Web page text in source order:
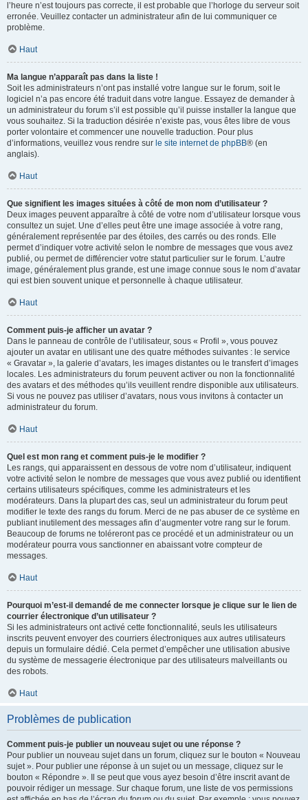
l’heure n’est toujours pas correcte, il est probable que l’horloge du serveur soit
erronée. Veuillez contacter un administrateur afin de lui communiquer ce
problème.
Haut
Ma langue n’apparaît pas dans la liste !
Soit les administrateurs n’ont pas installé votre langue sur le forum, soit le
logiciel n’a pas encore été traduit dans votre langue. Essayez de demander à
un administrateur du forum s’il est possible qu’il puisse installer la langue que
vous souhaitez. Si la traduction désirée n’existe pas, vous êtes libre de vous
porter volontaire et commencer une nouvelle traduction. Pour plus
d’informations, veuillez vous rendre sur le site internet de phpBB® (en
anglais).
Haut
Que signifient les images situées à côté de mon nom d’utilisateur ?
Deux images peuvent apparaître à côté de votre nom d’utilisateur lorsque vous
consultez un sujet. Une d’elles peut être une image associée à votre rang,
généralement représentée par des étoiles, des carrés ou des ronds. Elle
permet d’indiquer votre activité selon le nombre de messages que vous avez
publié, ou permet de différencier votre statut particulier sur le forum. L’autre
image, généralement plus grande, est une image connue sous le nom d’avatar
qui est bien souvent unique et personnelle à chaque utilisateur.
Haut
Comment puis-je afficher un avatar ?
Dans le panneau de contrôle de l’utilisateur, sous « Profil », vous pouvez
ajouter un avatar en utilisant une des quatre méthodes suivantes : le service
« Gravatar », la galerie d’avatars, les images distantes ou le transfert d’images
locales. Les administrateurs du forum peuvent activer ou non la fonctionnalité
des avatars et des méthodes qu’ils veuillent rendre disponible aux utilisateurs.
Si vous ne pouvez pas utiliser d’avatars, nous vous invitons à contacter un
administrateur du forum.
Haut
Quel est mon rang et comment puis-je le modifier ?
Les rangs, qui apparaissent en dessous de votre nom d’utilisateur, indiquent
votre activité selon le nombre de messages que vous avez publié ou identifient
certains utilisateurs spécifiques, comme les administrateurs et les
modérateurs. Dans la plupart des cas, seul un administrateur du forum peut
modifier le texte des rangs du forum. Merci de ne pas abuser de ce système en
publiant inutilement des messages afin d’augmenter votre rang sur le forum.
Beaucoup de forums ne toléreront pas ce procédé et un administrateur ou un
modérateur pourra vous sanctionner en abaissant votre compteur de
messages.
Haut
Pourquoi m’est-il demandé de me connecter lorsque je clique sur le lien de
courrier électronique d’un utilisateur ?
Si les administrateurs ont activé cette fonctionnalité, seuls les utilisateurs
inscrits peuvent envoyer des courriers électroniques aux autres utilisateurs
depuis un formulaire dédié. Cela permet d’empêcher une utilisation abusive
du système de messagerie électronique par des utilisateurs malveillants ou
des robots.
Haut
Problèmes de publication
Comment puis-je publier un nouveau sujet ou une réponse ?
Pour publier un nouveau sujet dans un forum, cliquez sur le bouton « Nouveau
sujet ». Pour publier une réponse à un sujet ou un message, cliquez sur le
bouton « Répondre ». Il se peut que vous ayez besoin d’être inscrit avant de
pouvoir rédiger un message. Sur chaque forum, une liste de vos permissions